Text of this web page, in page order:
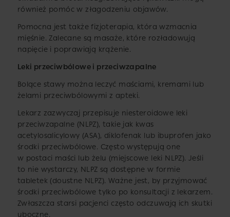
również pomóc w złagodzeniu objawów.
Pomocna jest także fizjoterapia, która wzmacnia
mięśnie. Zalecane są masaże, które rozładowują
napięcie i poprawiają krążenie.
Leki przeciwbólowe i przeciwzapalne
Bolące stawy można leczyć maściami, kremami lub
żelami przeciwbólowymi z apteki.
Lekarz zazwyczaj przepisuje niesteroidowe leki
przeciwzapalne (NLPZ), takie jak kwas
acetylosalicylowy (ASA), diklofenak lub ibuprofen jako
środki przeciwbólowe. Często występują one
w postaci maści lub żelu (miejscowe leki NLPZ). Jeśli
to nie wystarczy, NLPZ są dostępne w formie
tabletek (doustne NLPZ). Ważne jest, by przyjmować
środki przeciwbólowe tylko po konsultacji z lekarzem.
Zwłaszcza starsi pacjenci często odczuwają ich skutki
uboczne.